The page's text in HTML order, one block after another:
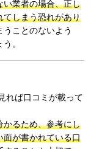
い業者の場合、正し
てしまう恐れがあり
ことのないよう
。
れば口コミが載って
かるため、参考にし
面が書かれている口